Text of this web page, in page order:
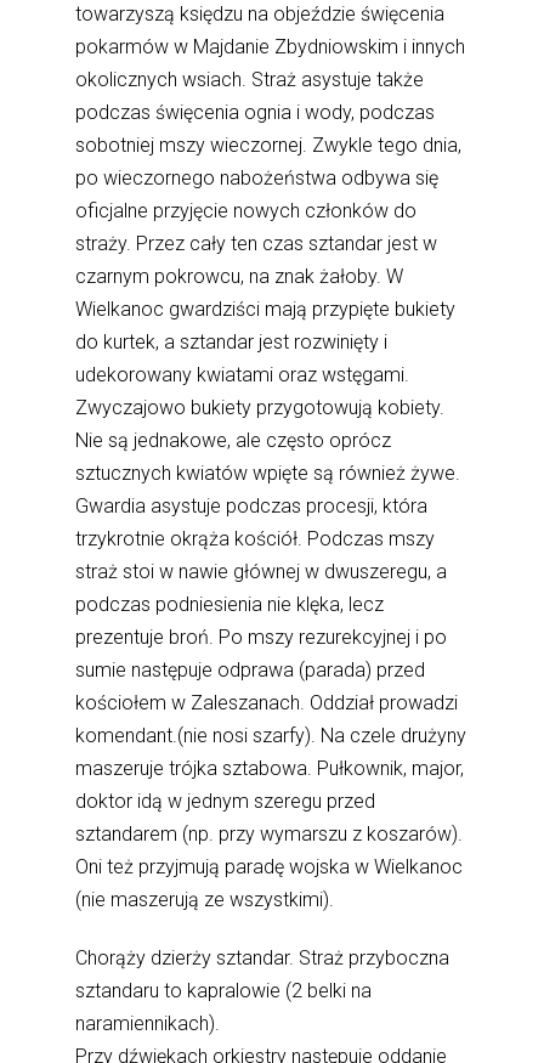
towarzyszą księdzu na objeździe święcenia
pokarmów w Majdanie Zbydniowskim i innych
okolicznych wsiach. Straż asystuje także
podczas święcenia ognia i wody, podczas
sobotniej mszy wieczornej. Zwykle tego dnia,
po wieczornego nabożeństwa odbywa się
oficjalne przyjęcie nowych członków do
straży. Przez cały ten czas sztandar jest w
czarnym pokrowcu, na znak żałoby. W
Wielkanoc gwardziści mają przypięte bukiety
do kurtek, a sztandar jest rozwinięty i
udekorowany kwiatami oraz wstęgami.
Zwyczajowo bukiety przygotowują kobiety.
Nie są jednakowe, ale często oprócz
sztucznych kwiatów wpięte są również żywe.
Gwardia asystuje podczas procesji, która
trzykrotnie okrąża kościół. Podczas mszy
straż stoi w nawie głównej w dwuszeregu, a
podczas podniesienia nie klęka, lecz
prezentuje broń. Po mszy rezurekcyjnej i po
sumie następuje odprawa (parada) przed
kościołem w Zaleszanach. Oddział prowadzi
komendant.(nie nosi szarfy). Na czele drużyny
maszeruje trójka sztabowa. Pułkownik, major,
doktor idą w jednym szeregu przed
sztandarem (np. przy wymarszu z koszarów).
Oni też przyjmują paradę wojska w Wielkanoc
(nie maszerują ze wszystkimi).
Chorąży dzierży sztandar. Straż przyboczna
sztandaru to kapralowie (2 belki na
naramiennikach).
Przy dźwiękach orkiestry następuje oddanie